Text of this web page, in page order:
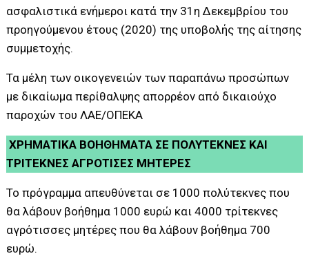
ασφαλιστικά ενήμεροι κατά την 31η Δεκεμβρίου του
προηγούμενου έτους (2020) της υποβολής της αίτησης
συμμετοχής.
Τα μέλη των οικογενειών των παραπάνω προσώπων
με δικαίωμα περίθαλψης απορρέον από δικαιούχο
παροχών του ΛΑΕ/ΟΠΕΚΑ
ΧΡΗΜΑΤΙΚΑ ΒΟΗΘΗΜΑΤΑ ΣΕ ΠΟΛΥΤΕΚΝΕΣ ΚΑΙ
ΤΡΙΤΕΚΝΕΣ ΑΓΡΟΤΙΣΕΣ ΜΗΤΕΡΕΣ
Το πρόγραμμα απευθύνεται σε 1000 πολύτεκνες που
θα λάβουν βοήθημα 1000 ευρώ και 4000 τρίτεκνες
αγρότισσες μητέρες που θα λάβουν βοήθημα 700
ευρώ.